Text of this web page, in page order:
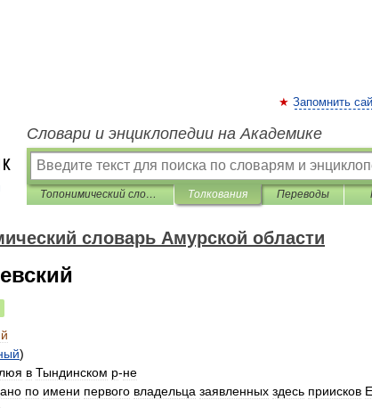
Запомнить
Словари и энциклопедии на Академике
Топонимический словарь Амурской области Толкования Переводы
словарь Амурской области
)
в Тындинском р-не
по имени первого владельца заявленных здесь приисков